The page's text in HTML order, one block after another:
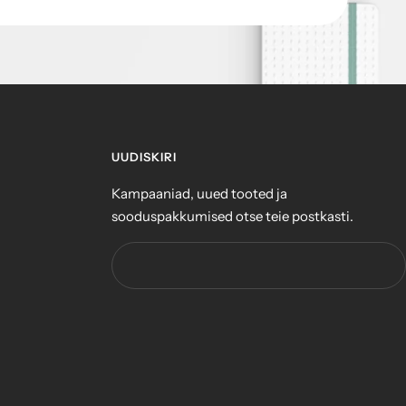
UUDISKIRI
Kampaaniad, uued tooted ja
sooduspakkumised otse teie postkasti.